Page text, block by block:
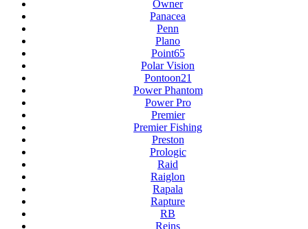
Owner
Panacea
Penn
Plano
Point65
Polar Vision
Pontoon21
Power Phantom
Power Pro
Premier
Premier Fishing
Preston
Prologic
Raid
Raiglon
Rapala
Rapture
RB
Reins